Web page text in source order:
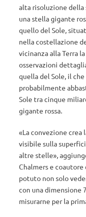
alta risoluzione della
una stella gigante
quello del Sole,
nella costellazione
vicinanza alla Terra
osservazioni
quella del Sole, il
probabilmente
Sole tra cinque
gigante rossa.
«La convezione
visibile sulla
altre stelle»,
Chalmers e coautore
potuto non solo
con una dimensione
misurarne per la